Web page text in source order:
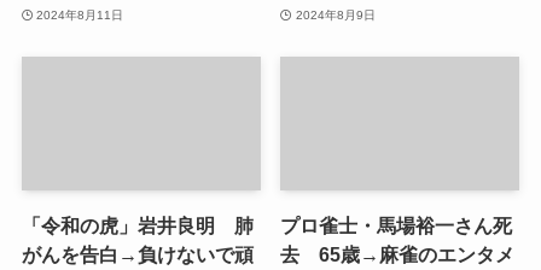
2024年8月11日 2024年8月9日
「令和の虎」岩井良明 肺
がんを告白→負けないで頑
プロ雀士・馬場裕一さん死
去 65歳→麻雀のエンタメ